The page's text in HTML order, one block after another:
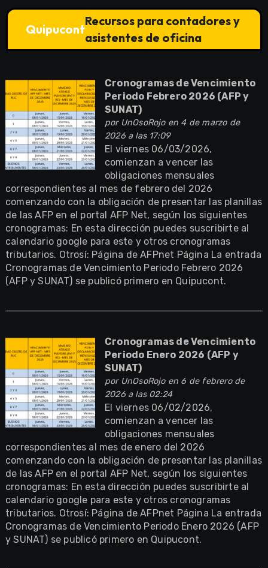
Quipucont
Recursos para contadores y
asistentes de oficina
Cronogramas de Vencimiento
Periodo Febrero 2026 (AFP y
SUNAT)
por UnOsoRojoen 4 de marzo de
2026 a las 17:09
El viernes 06/03/2026,
comienzan a vencer las
obligaciones mensuales
correspondientes al mes de febrero del 2026
comenzando con la obligación de presentar las planillas
de las AFP en el portal AFP Net, según los siguientes
cronogramas: En esta dirección puedes suscribirte al
calendario google para este y otros cronogramas
tributarios. Otrosí: Página de AFPnet Página La entrada
Cronogramas de Vencimiento Periodo Febrero 2026
(AFP y SUNAT) se publicó primero en Quipucont.
Cronogramas de Vencimiento
Periodo Enero 2026 (AFP y
SUNAT)
por UnOsoRojoen 6 de febrero de
2026 a las 02:24
El viernes 06/02/2026,
comienzan a vencer las
obligaciones mensuales
correspondientes al mes de enero del 2026
comenzando con la obligación de presentar las planillas
de las AFP en el portal AFP Net, según los siguientes
cronogramas: En esta dirección puedes suscribirte al
calendario google para este y otros cronogramas
tributarios. Otrosí: Página de AFPnet Página La entrada
Cronogramas de Vencimiento Periodo Enero 2026 (AFP
y SUNAT) se publicó primero en Quipucont.